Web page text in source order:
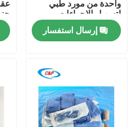
المنزل
فيديوهات
واحدة من مورد طبي
لتسهيل الإجراءات
العظمية الآمنة
إرسال استفسار